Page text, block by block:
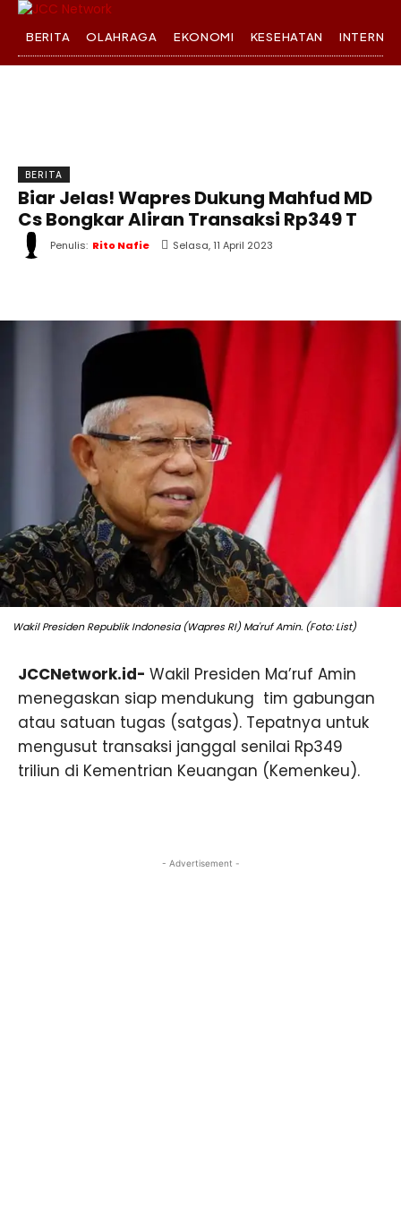
BERITA OLAHRAGA EKONOMI KESEHATAN
BERITA
Biar Jelas! Wapres Dukung Mahfud MD
Cs Bongkar Aliran Transaksi Rp349 T
Penulis: Rito Nafie Selasa, 11 April 2023
Wakil Presiden Republik Indonesia (Wapres RI) Ma'ruf Amin. (Foto: List)
JCCNetwork.id- Wakil Presiden Ma’ruf Amin
menegaskan siap mendukung tim gabungan
atau satuan tugas (satgas). Tepatnya untuk
mengusut transaksi janggal senilai Rp349
triliun di Kementrian Keuangan (Kemenkeu).
- Advertisement -